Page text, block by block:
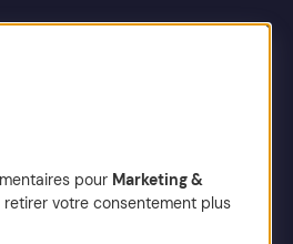
pour Marketing &
votre consentement plus